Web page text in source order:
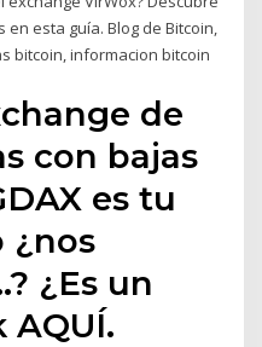
esta guía. Blog de Bitcoin,
bitcoin, informacion bitcoin
de
con bajas
es tu
¿nos
¿Es un
AQUÍ.